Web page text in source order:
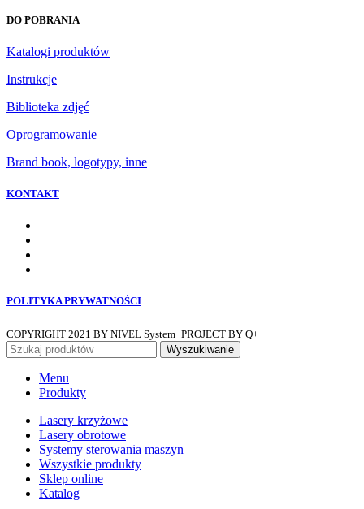
DO POBRANIA
Katalogi produktów
Instrukcje
Biblioteka zdjęć
Oprogramowanie
Brand book, logotypy, inne
KONTAKT
POLITYKA PRYWATNOŚCI
COPYRIGHT 2021 BY NIVEL System· PROJECT BY Q+
Wyszukiwanie
Menu
Produkty
Lasery krzyżowe
Lasery obrotowe
Systemy sterowania maszyn
Wszystkie produkty
Sklep online
Katalog